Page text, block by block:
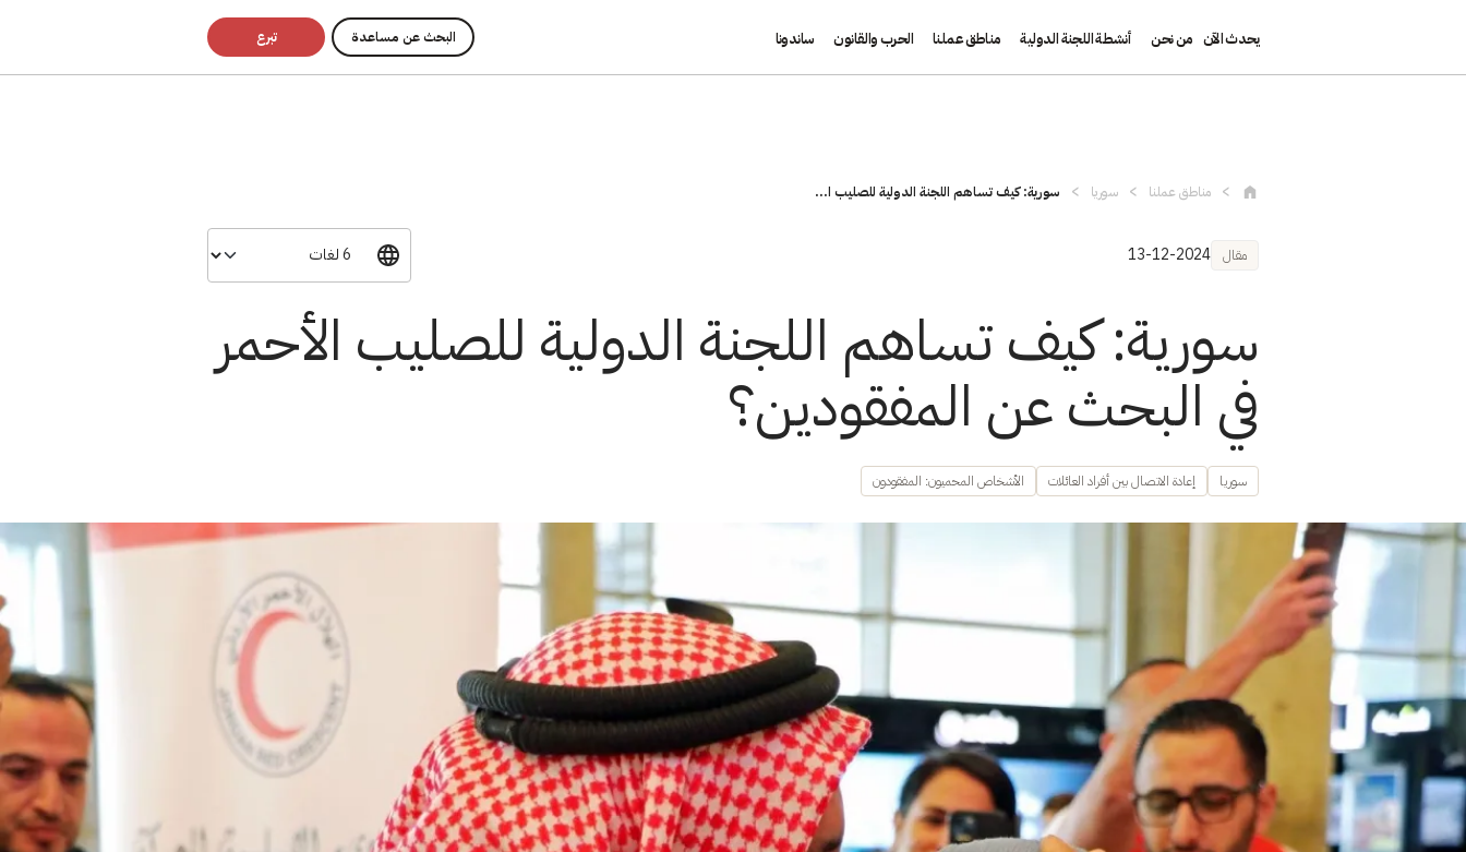
يحدث الآن من نحن أنشطة اللجنة الدولية مناطق عملنا الحرب والقانون ساندونا البحث عن مساعدة تبرع
مناطق عملنا سوريا سورية: كيف تساهم اللجنة الدولية للصليب ا...
مقال 13-12-2024
سورية: كيف تساهم اللجنة الدولية للصليب الأحمر
في البحث عن المفقودين؟
سوريا إعادة الاتصال بين أفراد العائلات الأشخاص المحميون: المفقودون